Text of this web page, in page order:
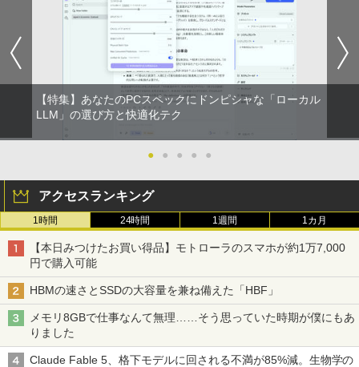
￥2,009
【特集】あなたのPCスペックにドンピシャな「ローカル
LLM」の選び方と快適化テク
● ● ● ● ●
アクセスランキング
1時間 24時間 1週間 1カ月
【本日みつけたお買い得品】モトローラのスマホが約1万7,000
円で購入可能
HBMの速さとSSDの大容量を兼ね備えた「HBF」
メモリ8GBで仕事なんて無理……そう思っていた時期が僕にもあ
りました
Claude Fable 5、格下モデルに回される不満が85%減。生物学の